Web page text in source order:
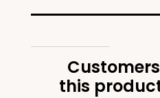
this